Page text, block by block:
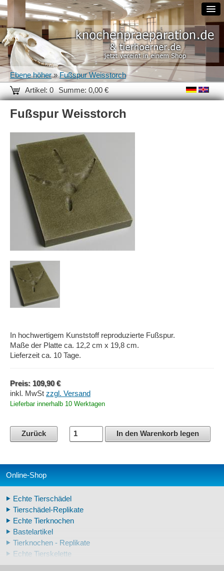
Artikel: 0 Summe: 0,00 €
Ebene höher»Fußspur Weisstorch
Fußspur Weisstorch
In hochwertigem Kunststoff reproduzierte Fußspur.
Maße der Platte ca. 12,2 cm x 19,8 cm.
Lieferzeit ca. 10 Tage.
Preis: 109,90 €
inkl. MwSt zzgl. Versand
Lieferbar innerhalb 10 Werktagen
Zurück In den Warenkorb legen
Online-Shop
Echte Tierschädel
Tierschädel-Replikate
Echte Tierknochen
Bastelartikel
Tierknochen - Replikate
Echte Tierskelette
Echte Tierzähne